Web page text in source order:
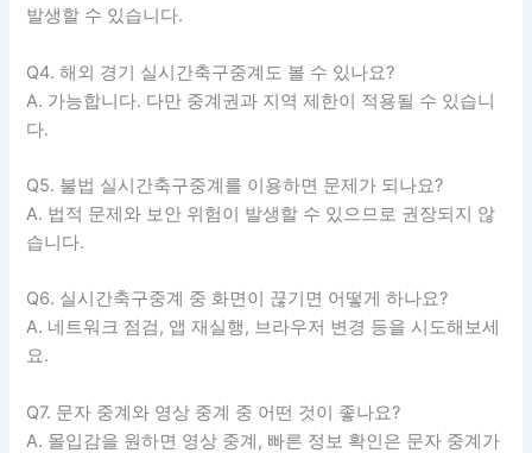
발생할 수 있습니다.
Q4. 해외 경기 실시간축구중계도 볼 수 있나요?
A. 가능합니다. 다만 중계권과 지역 제한이 적용될 수 있습니
다.
Q5. 불법 실시간축구중계를 이용하면 문제가 되나요?
A. 법적 문제와 보안 위험이 발생할 수 있으므로 권장되지 않
습니다.
Q6. 실시간축구중계 중 화면이 끊기면 어떻게 하나요?
A. 네트워크 점검, 앱 재실행, 브라우저 변경 등을 시도해보세
요.
Q7. 문자 중계와 영상 중계 중 어떤 것이 좋나요?
A. 몰입감을 원하면 영상 중계, 빠른 정보 확인은 문자 중계가